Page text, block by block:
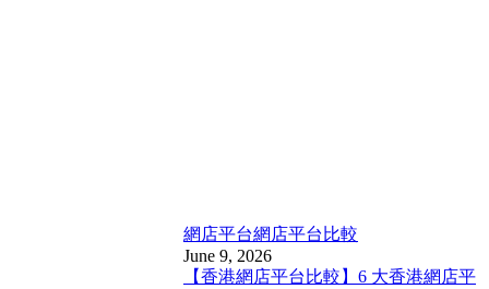
網店平台網店平台比較
June 9, 2026
【香港網店平台比較】6 大香港網店平